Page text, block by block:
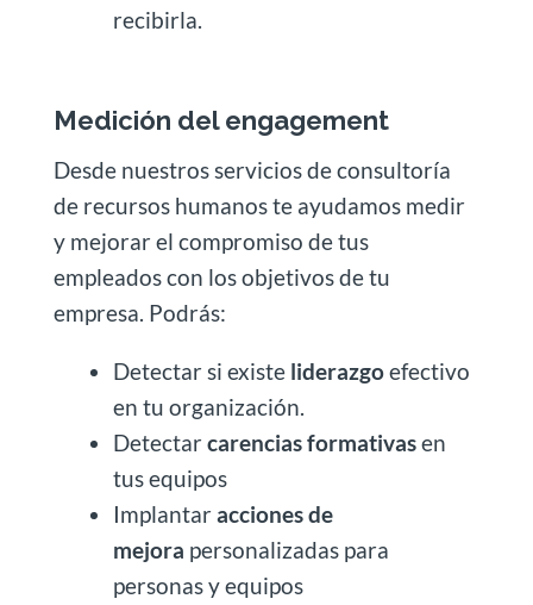
recibirla.
Medición del engagement
Desde nuestros servicios de consultoría
de recursos humanos te ayudamos medir
y mejorar el compromiso de tus
empleados con los objetivos de tu
empresa. Podrás:
Detectar si existe liderazgoefectivo
en tu organización.
Detectarcarencias formativasen
tus equipos
Implantaracciones de
mejora personalizadas para
personas y equipos